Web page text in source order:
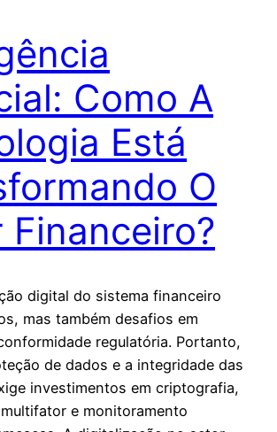
Como A
Está
O
Financeiro?
digital do sistema financeiro
mas também desafios em
regulatória. Portanto,
de dados e a integridade das
investimentos em criptografia,
e monitoramento